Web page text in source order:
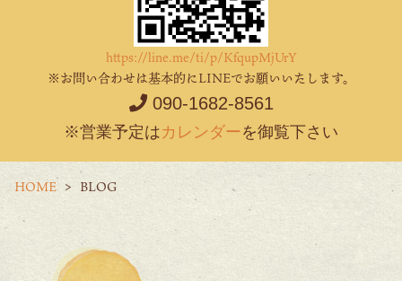
https://line.me/ti/p/KfqupMjUrY
※お問い合わせは基本的にLINEでお願いいたします。
090-1682-8561
※営業予定はカレンダーを御覧下さい
HOME BLOG